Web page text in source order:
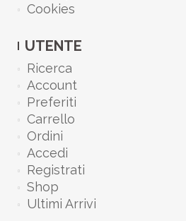
Cookies
UTENTE
Ricerca
Account
Preferiti
Carrello
Ordini
Accedi
Registrati
Shop
Ultimi Arrivi